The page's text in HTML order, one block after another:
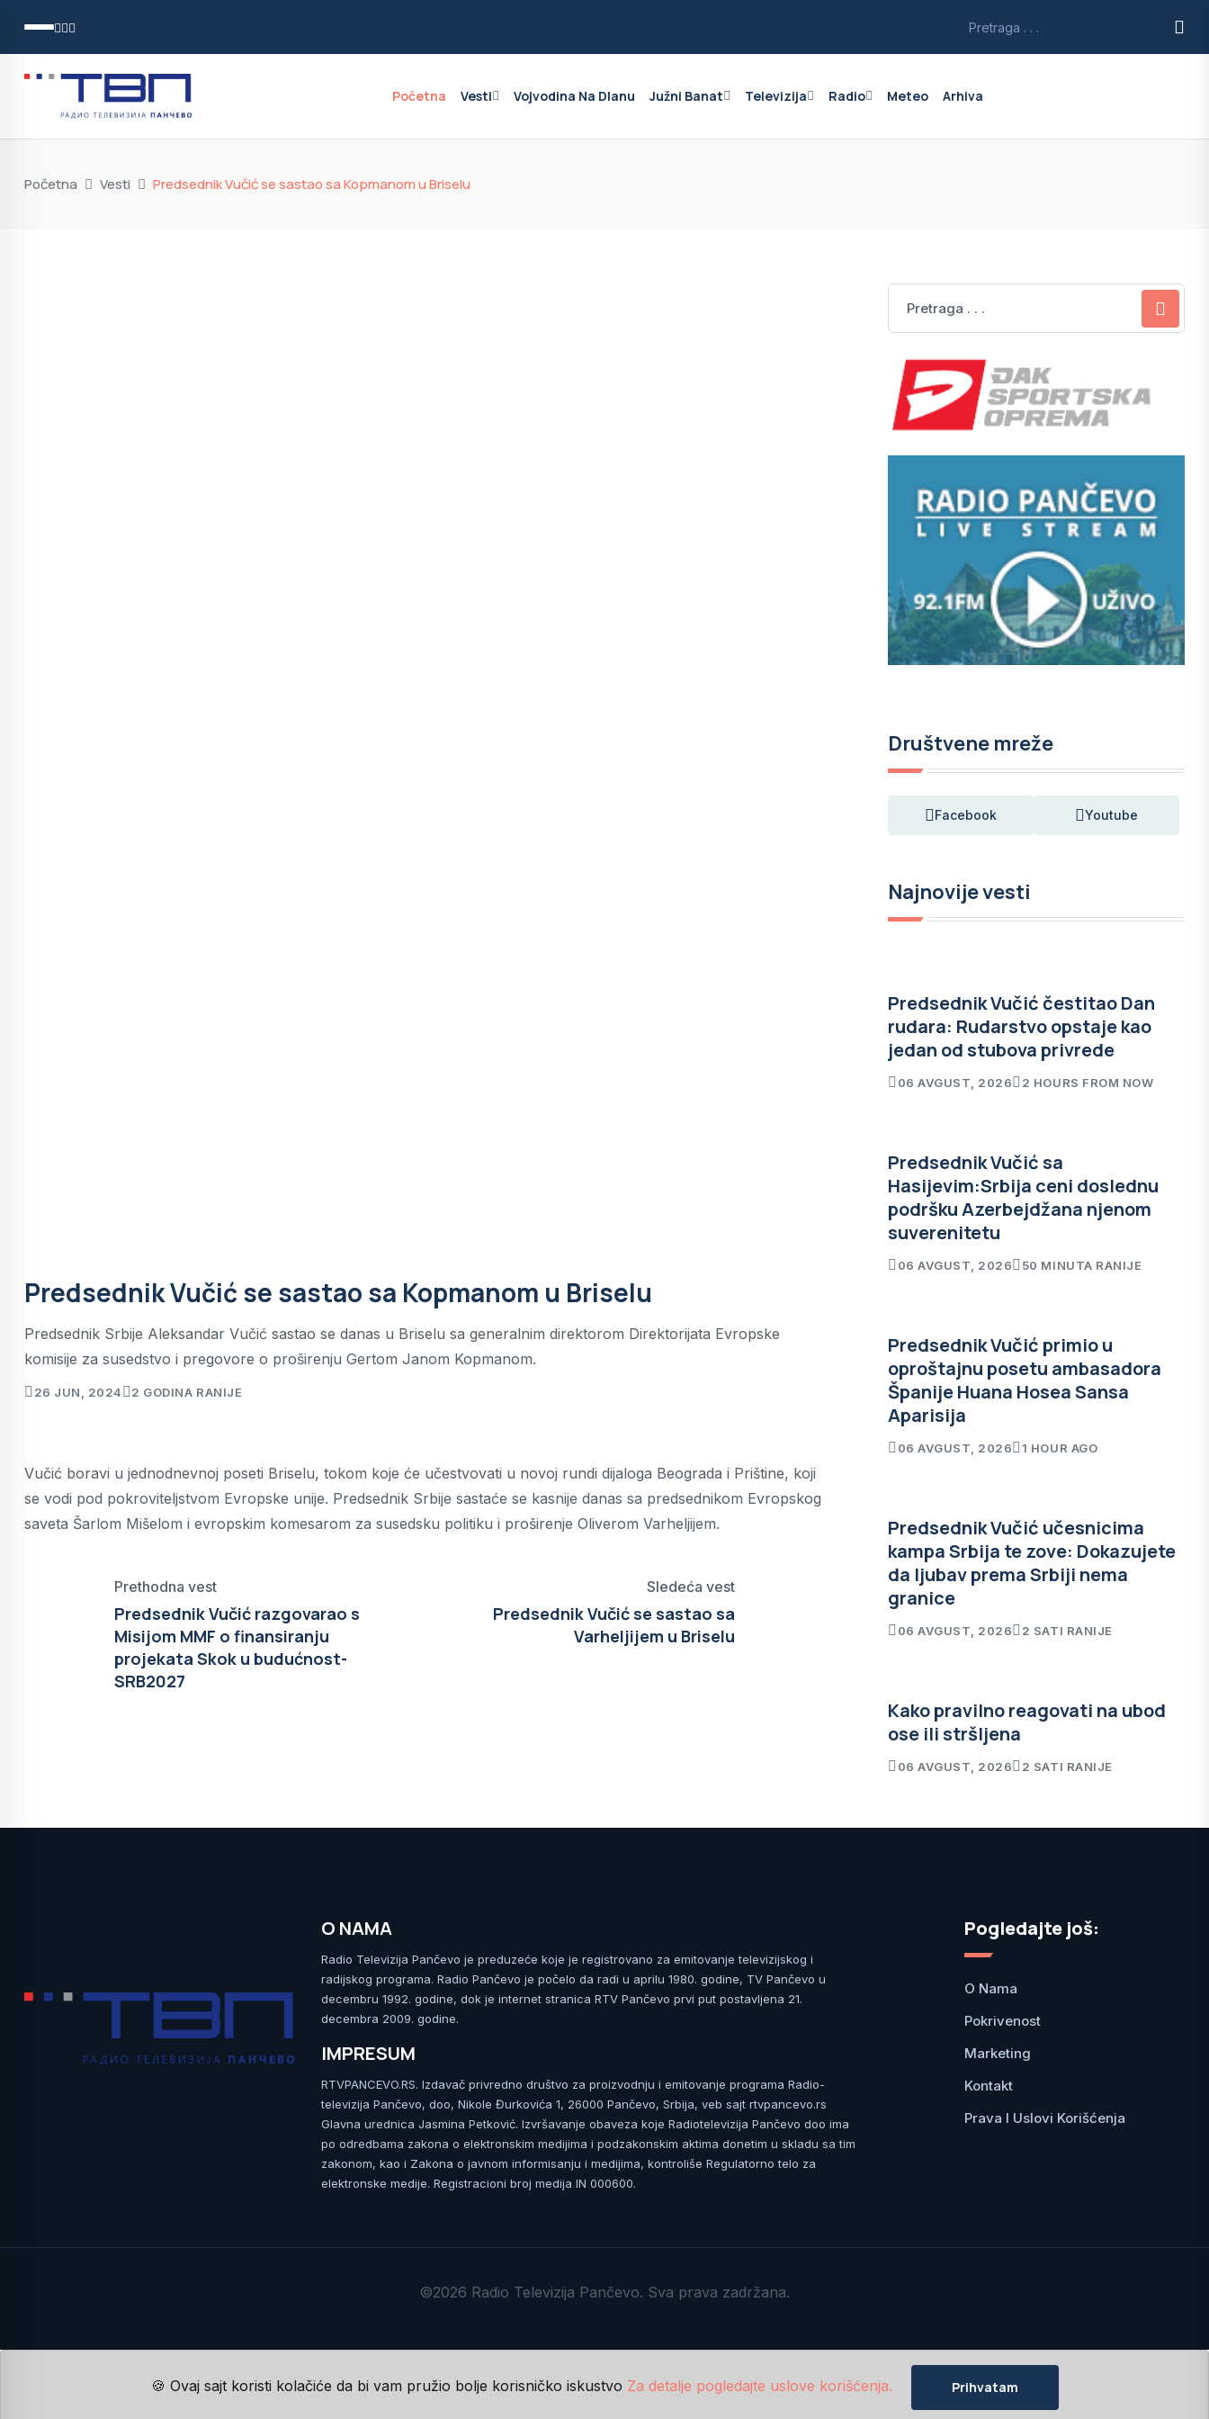
Početna Vesti Vojvodina Na Dlanu Južni Banat Televizija Radio Meteo Arhiva
Početna Vesti Predsednik Vučić se sastao sa Kopmanom u Briselu
Predsednik Vučić se sastao sa Kopmanom u Briselu
Predsednik Srbije Aleksandar Vučić sastao se danas u Briselu sa generalnim direktorom Direktorijata Evropske
komisije za susedstvo i pregovore o proširenju Gertom Janom Kopmanom.
26 JUN, 2024 2 GODINA RANIJE
Vučić boravi u jednodnevnoj poseti Briselu, tokom koje će učestvovati u novoj rundi dijaloga Beograda i Prištine, koji
se vodi pod pokroviteljstvom Evropske unije. Predsednik Srbije sastaće se kasnije danas sa predsednikom Evropskog
saveta Šarlom Mišelom i evropskim komesarom za susedsku politiku i proširenje Oliverom Varheljijem.
Prethodna vest
Predsednik Vučić razgovarao s
Misijom MMF o finansiranju
projekata Skok u budućnost-
SRB2027
Sledeća vest
Predsednik Vučić se sastao sa
Varheljijem u Briselu
Društvene mreže
Facebook Youtube
Najnovije vesti
Predsednik Vučić čestitao Dan
rudara: Rudarstvo opstaje kao
jedan od stubova privrede
06 AVGUST, 2026 2 HOURS FROM NOW
Predsednik Vučić sa
Hasijevim:Srbija ceni doslednu
podršku Azerbejdžana njenom
suverenitetu
06 AVGUST, 2026 50 MINUTA RANIJE
Predsednik Vučić primio u
oproštajnu posetu ambasadora
Španije Huana Hosea Sansa
Aparisija
06 AVGUST, 2026 1 HOUR AGO
Predsednik Vučić učesnicima
kampa Srbija te zove: Dokazujete
da ljubav prema Srbiji nema
granice
06 AVGUST, 2026 2 SATI RANIJE
Kako pravilno reagovati na ubod
ose ili stršljena
06 AVGUST, 2026 2 SATI RANIJE
O NAMA
Radio Televizija Pančevo je preduzeće koje je registrovano za emitovanje televizijskog i
radijskog programa. Radio Pančevo je počelo da radi u aprilu 1980. godine, TV Pančevo u
decembru 1992. godine, dok je internet stranica RTV Pančevo prvi put postavljena 21.
decembra 2009. godine.
IMPRESUM
RTVPANCEVO.RS. Izdavač privredno društvo za proizvodnju i emitovanje programa Radio-
televizija Pančevo, doo, Nikole Đurkovića 1, 26000 Pančevo, Srbija, veb sajt rtvpancevo.rs
Glavna urednica Jasmina Petković. Izvršavanje obaveza koje Radiotelevizija Pančevo doo ima
po odredbama zakona o elektronskim medijima i podzakonskim aktima donetim u skladu sa tim
zakonom, kao i Zakona o javnom informisanju i medijima, kontroliše Regulatorno telo za
elektronske medije. Registracioni broj medija IN 000600.
Pogledajte još:
O Nama
Pokrivenost
Marketing
Kontakt
Prava I Uslovi Korišćenja
©2026 Radio Televizija Pančevo. Sva prava zadržana.
🍪 Ovaj sajt koristi kolačiće da bi vam pružio bolje korisničko iskustvo Za detalje pogledajte uslove korišćenja. Prihvatam